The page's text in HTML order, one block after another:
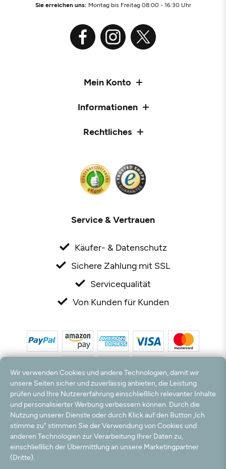
Sie erreichen uns: Montag bis Freitag 08:00 - 16:30 Uhr
Mein Konto
Informationen
Rechtliches
Service & Vertrauen
Käufer- & Datenschutz
Sichere Zahlung mit SSL
Servicequalität
Von Kunden für Kunden
nur innerhalb Deutschlands und Österreichs.
Hinweis:Wir nutzen Ihre E-Mail Adresse für werbliche Zwecke, die jederzeit widerrufen
werden können. Ihre Daten werden nicht an Dritte weitergegeben.
© 2003 - 2026 Rudolf Hossdorf Teppichhandel e.K. / Alle Rechte vorbehalten. powered by
createyourtemplate
Wir verwenden Cookies und andere Technologien, damit wir
unsere Seiten sicher und zuverlässig anbieten, die Leistung
prüfen und Ihre Nutzererfahrung einschließlich relevanter Inhalte
und personalisierter Werbung verbessern können. Durch die
Nutzung unserer Dienste oder durch Klick auf den Button „Ich
stimme zu“ stimmen Sie der Verwendung von Cookies und
anderen Technologien zur Verarbeitung Ihrer Daten zu,
einschließlich der Übermittlung an unsere Marketingpartner
(Dritte).